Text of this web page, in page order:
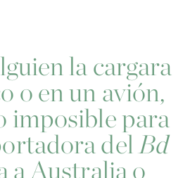
la cargara
o en un avión,
imposible para
del Bd
a Australia o